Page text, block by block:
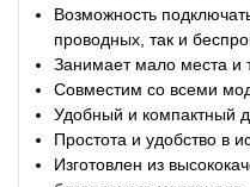
Возможность
проводных, так и
Занимает мало места и
Совместим со всеми
Удобный и компактный
Простота и удобство в
Изготовлен из